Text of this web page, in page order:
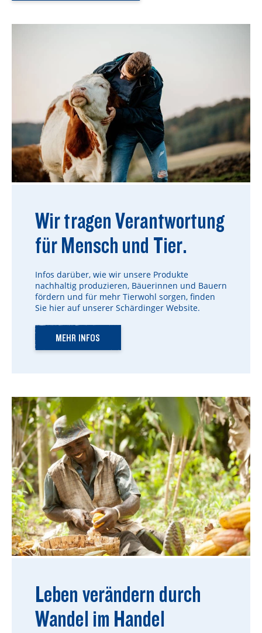
Wir tragen Verantwortung
für Mensch und Tier.
Infos darüber, wie wir unsere Produkte
nachhaltig produzieren, Bäuerinnen und Bauern
fördern und für mehr Tierwohl sorgen, finden
Sie hier auf unserer Schärdinger Website.
MEHR INFOS
Leben verändern durch
Wandel im Handel